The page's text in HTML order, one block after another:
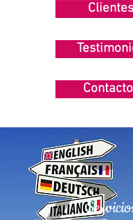
Clientes